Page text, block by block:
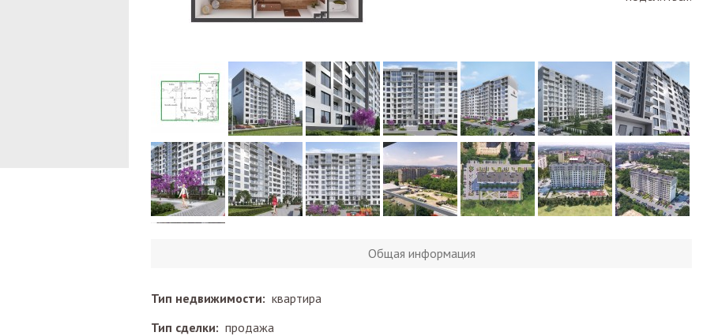
Общая информация
Тип недвижимости: квартира
Тип сделки: продажа